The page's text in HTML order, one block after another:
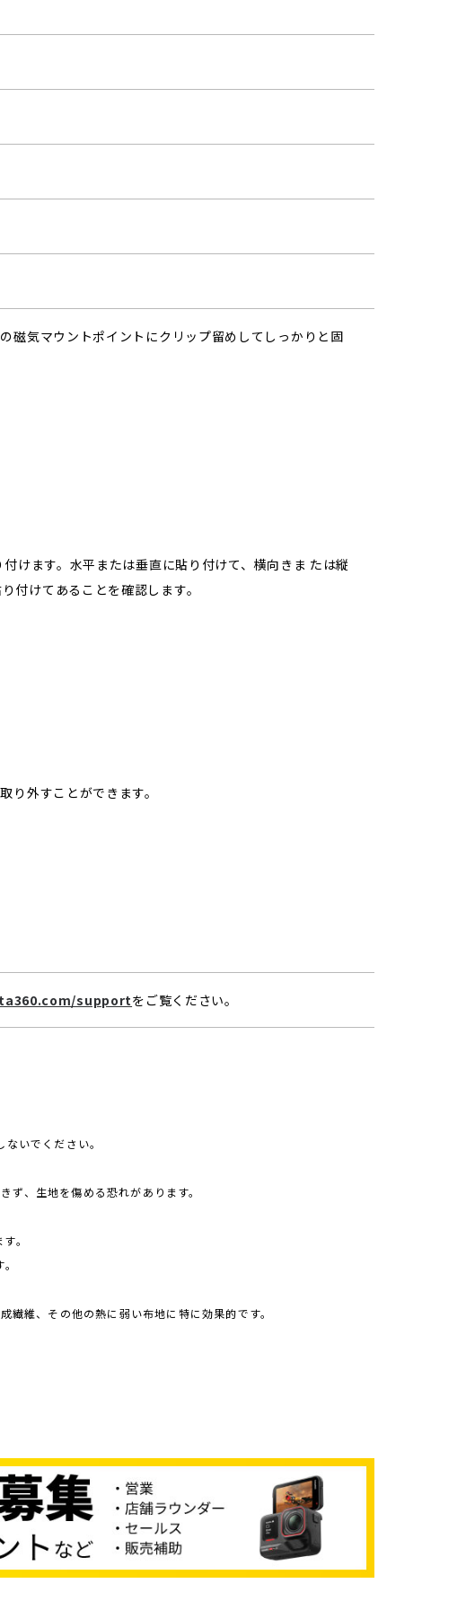
磁気マウントポイントにクリップ留めしてしっかりと固
けます。水平または垂直に貼り付けて、横向きま たは縦
付けてあることを確認します。
り外すことができます。
supportをご覧ください。
いでください。
、生地を傷める恐れがあります。
。
維、その他の熱に弱い布地に特に効果的です。